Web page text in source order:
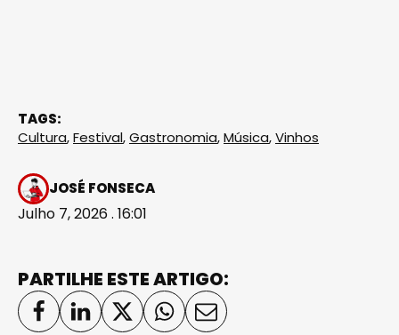
TAGS:
Cultura,Festival,Gastronomia,Música,Vinhos
JOSÉ FONSECA
Julho 7, 2026 . 16:01
PARTILHE ESTE ARTIGO: